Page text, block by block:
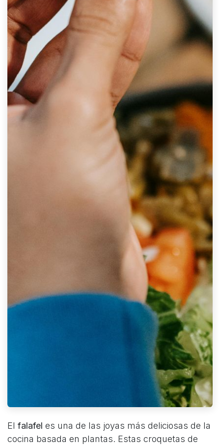
El falafel es una de las joyas más deliciosas de la
cocina basada en plantas. Estas croquetas de